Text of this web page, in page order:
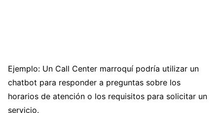
Ejemplo: Un Call Center marroquí podría utilizar un
chatbot para responder a preguntas sobre los
horarios de atención o los requisitos para solicitar un
servicio.